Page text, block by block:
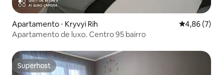
Apartamento ⋅ Kryvyi Rih 4,86 de uma
4,86 (7)
Apartamento de luxo. Centro 95 bairro
Superhost
Superhost